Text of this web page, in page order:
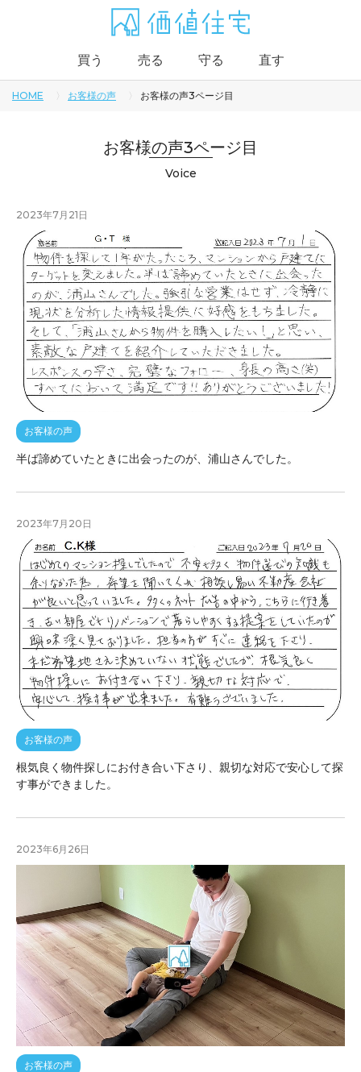
買う 売る 守る 直す
HOME お客様の声 お客様の声3ページ目
お客様の声3ページ目
Voice
2023年7月21日
お客様の声
半ば諦めていたときに出会ったのが、浦山さんでした。
2023年7月20日
お客様の声
根気良く物件探しにお付き合い下さり、親切な対応で安心して探
す事ができました。
2023年6月26日
お客様の声